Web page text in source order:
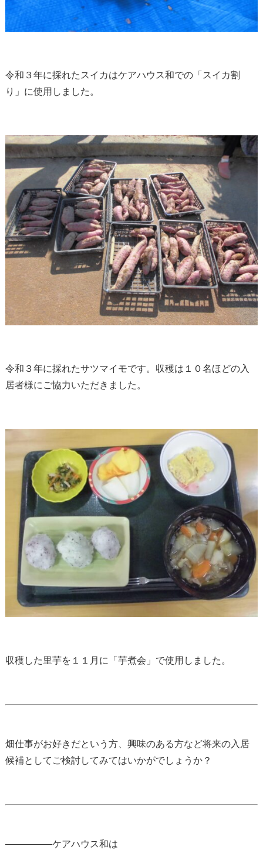
令和３年に採れたスイカはケアハウス和での「スイカ割
り」に使用しました。
令和３年に採れたサツマイモです。収穫は１０名ほどの入
居者様にご協力いただきました。
収穫した里芋を１１月に「芋煮会」で使用しました。
畑仕事がお好きだという方、興味のある方など将来の入居
候補としてご検討してみてはいかがでしょうか？
—————ケアハウス和は